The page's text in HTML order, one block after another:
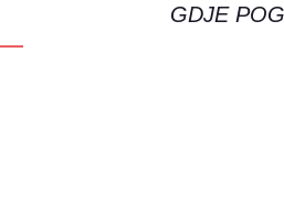
GDJE